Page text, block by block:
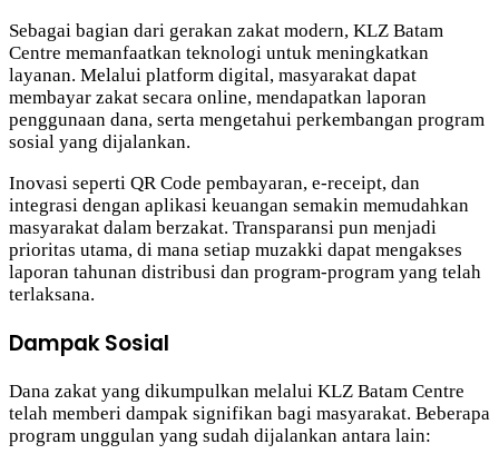
Sebagai bagian dari gerakan zakat modern, KLZ Batam
Centre memanfaatkan teknologi untuk meningkatkan
layanan. Melalui platform digital, masyarakat dapat
membayar zakat secara online, mendapatkan laporan
penggunaan dana, serta mengetahui perkembangan program
sosial yang dijalankan.
Inovasi seperti QR Code pembayaran, e-receipt, dan
integrasi dengan aplikasi keuangan semakin memudahkan
masyarakat dalam berzakat. Transparansi pun menjadi
prioritas utama, di mana setiap muzakki dapat mengakses
laporan tahunan distribusi dan program-program yang telah
terlaksana.
Dampak Sosial
Dana zakat yang dikumpulkan melalui KLZ Batam Centre
telah memberi dampak signifikan bagi masyarakat. Beberapa
program unggulan yang sudah dijalankan antara lain: